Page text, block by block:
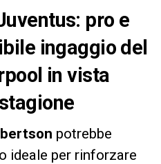
pro e
ingaggio del
in vista
potrebbe
ideale per rinforzare